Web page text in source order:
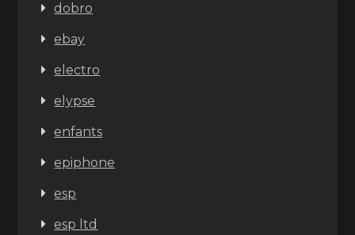
dobro
ebay
electro
elypse
enfants
epiphone
esp
esp ltd